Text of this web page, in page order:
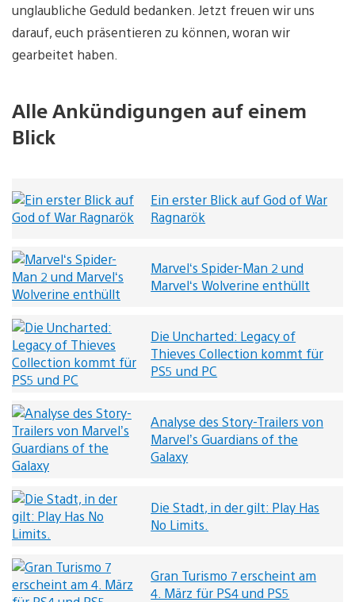
unglaubliche Geduld bedanken. Jetzt freuen wir uns
darauf, euch präsentieren zu können, woran wir
gearbeitet haben.
Alle Ankündigungen auf einem
Blick
Ein erster Blick auf God of War
Ragnarök
Marvel‘s Spider-Man 2 und
Marvel‘s Wolverine enthüllt
Die Uncharted: Legacy of
Thieves Collection kommt für
PS5 und PC
Analyse des Story-Trailers von
Marvel’s Guardians of the
Galaxy
Die Stadt, in der gilt: Play Has
No Limits.
Gran Turismo 7 erscheint am
4. März für PS4 und PS5